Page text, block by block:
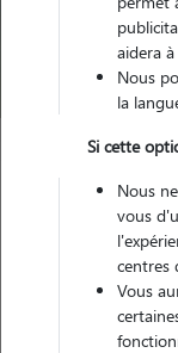
Montauroux
Nos
aidera
Nous
la
Si cette
Nous
vous
centres
Vous